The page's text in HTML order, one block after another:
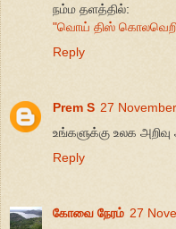
நம்ம தளத்தில்:
"வொய் திஸ் கொலவெறி
Reply
Prem S 27
உங்களுக்கு உலக
Reply
கோவை நேரம் 27